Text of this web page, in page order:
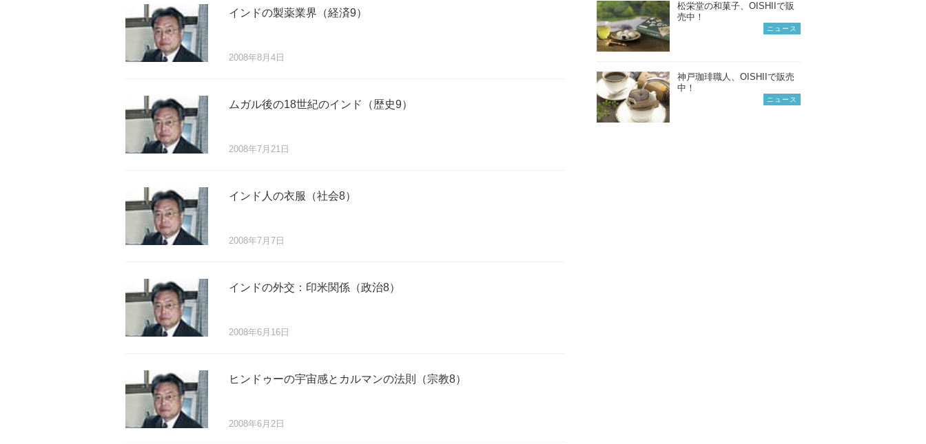
インドの製薬業界（経済9）
2008年8月4日
ムガル後の18世紀のインド（歴史9）
2008年7月21日
インド人の衣服（社会8）
2008年7月7日
インドの外交：印米関係（政治8）
2008年6月16日
ヒンドゥーの宇宙感とカルマンの法則（宗教8）
2008年6月2日
松栄堂の和菓子、OISHIIで販
売中！
ニュース
神戸珈琲職人、OISHIIで販売
中！
ニュース